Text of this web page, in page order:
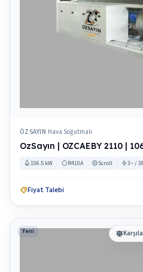
ÖZSAYIN|Hava Soğutmalı
OzSayın | OZCAEBY 2110 |
106.5 kW R410A Scroll 3~ /
Fiyat Talebi
Yeni